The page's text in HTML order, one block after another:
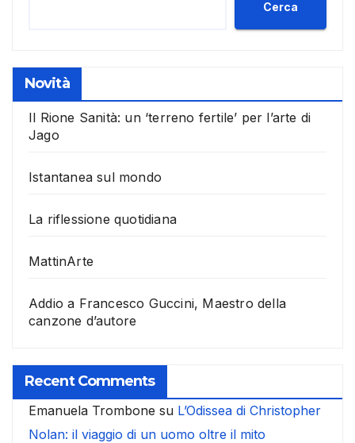
Cerca
Novità
Il Rione Sanità: un ‘terreno fertile’ per l’arte di
Jago
Istantanea sul mondo
La riflessione quotidiana
MattinArte
Addio a Francesco Guccini, Maestro della
canzone d’autore
Recent Comments
Emanuela Trombone su L’Odissea di Christopher
Nolan: il viaggio di un uomo oltre il mito